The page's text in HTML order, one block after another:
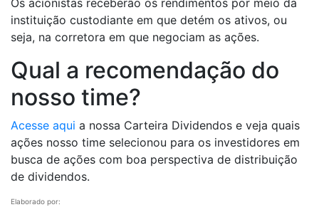
instituição custodiante em que detém os ativos, ou
seja, na corretora em que negociam as ações.
Qual a recomendação do
nosso time?
Acesse aqui a nossa Carteira Dividendos e veja quais
ações nosso time selecionou para os investidores em
busca de ações com boa perspectiva de distribuição
de dividendos.
Elaborado por: